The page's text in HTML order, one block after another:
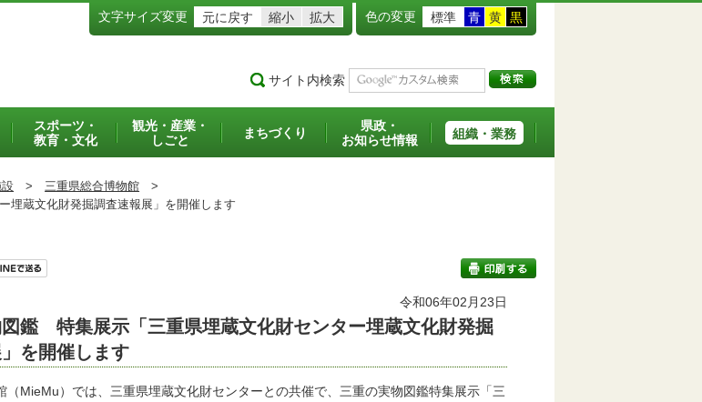
文字サイズ変更 元に戻す 縮小 拡大 色の変更 標準 青 黄 黒
サイト内検索
スポーツ・
教育・文化
観光・産業・
しごと
まちづくり
県政・
お知らせ情報
組織・業務
> 三重県総合博物館 >
蔵文化財発掘調査速報展」を開催します
令和06年02月23日
鑑 特集展示「三重県埋蔵文化財センター埋蔵文化財発掘
を開催します
MieMu）では、三重県埋蔵文化財センターとの共催で、三重の実物図鑑特集展示「三